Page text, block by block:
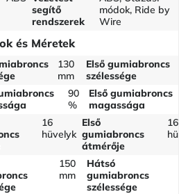
segítő
rendszerek
módok, Ride by
Wire
és Méretek
130
mm
Első gumiabroncs
szélessége
90
%
Első gumiabroncs
magassága
16
hüvelyk
Első
gumiabroncs
átmérője
16
150
mm
Hátsó
gumiabroncs
szélessége